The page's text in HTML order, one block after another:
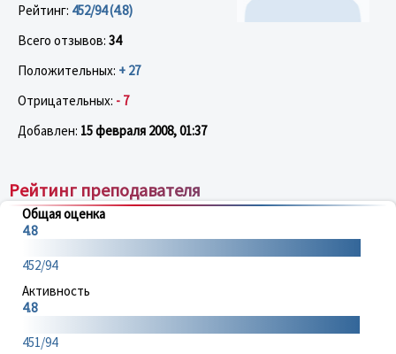
Рейтинг: 452/94 (4.8)
Всего отзывов: 34
Положительных: + 27
Отрицательных: - 7
Добавлен: 15 февраля 2008, 01:37
Рейтинг преподавателя
Общая оценка
4.8
452/94
Активность
4.8
451/94